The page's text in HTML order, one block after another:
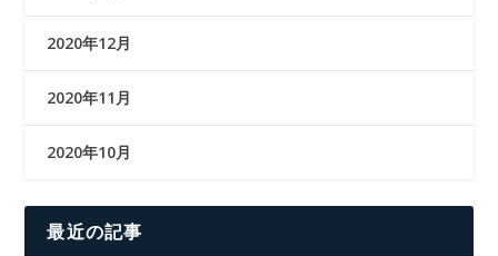
2020年12月
2020年11月
2020年10月
最近の記事